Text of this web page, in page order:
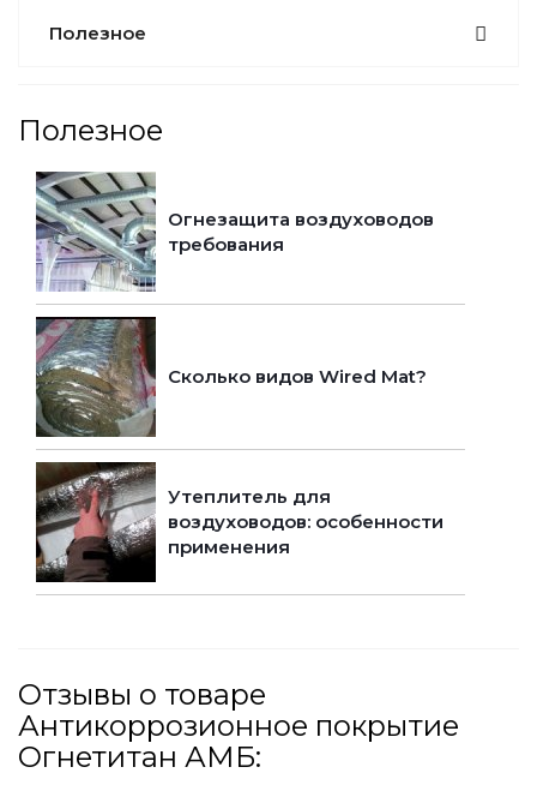
Полезное
Полезное
Огнезащита воздуховодов
требования
Сколько видов Wired Mat?
Утеплитель для
воздуховодов: особенности
применения
Отзывы о товаре
Антикоррозионное покрытие
Огнетитан АМБ: